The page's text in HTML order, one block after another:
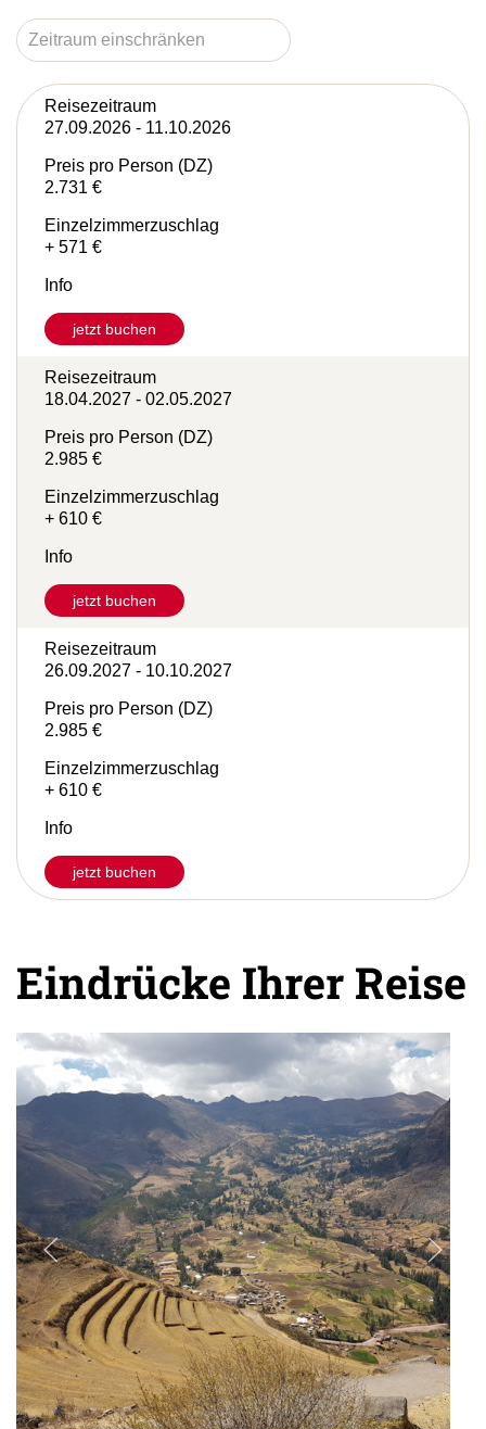
Reisezeitraum
27.09.2026 - 11.10.2026
Preis pro Person (DZ)
2.731 €
Einzelzimmerzuschlag
+ 571 €
Info
jetzt buchen
Reisezeitraum
18.04.2027 - 02.05.2027
Preis pro Person (DZ)
2.985 €
Einzelzimmerzuschlag
+ 610 €
Info
jetzt buchen
Reisezeitraum
26.09.2027 - 10.10.2027
Preis pro Person (DZ)
2.985 €
Einzelzimmerzuschlag
+ 610 €
Info
jetzt buchen
Eindrücke Ihrer Reise